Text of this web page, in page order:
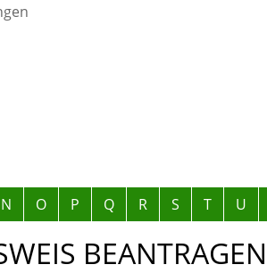
N O P Q R S T U
BEANTRAGEN